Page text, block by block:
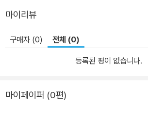
마이리뷰
구매자 (0) 전체 (0)
등록된 평이 없습니다.
마이페이퍼 (0편)